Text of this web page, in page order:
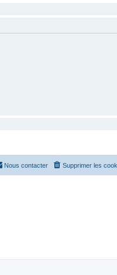
Supprimer les
Nous contacter